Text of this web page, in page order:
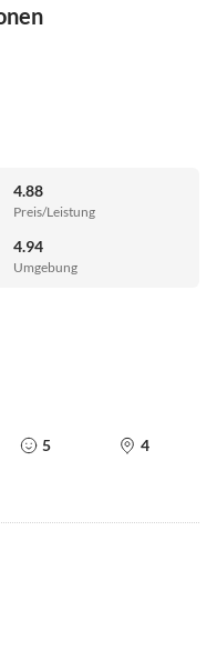
4.88
Preis/Leistung
4.94
Umgebung
5 4